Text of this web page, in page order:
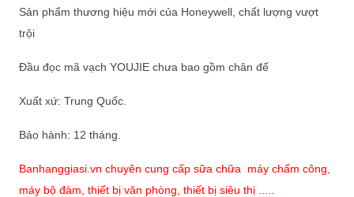
Sản phẩm thương hiệu mới của Honeywell, chất lượng vượt
trội
Đầu đọc mã vạch YOUJIE chưa bao gồm chân đế
Xuất xứ: Trung Quốc.
Bảo hành: 12 tháng.
Banhanggiasi.vn chuyên cung cấp sữa chữa máy chấm công,
máy bộ đàm, thiết bị văn phòng, thiết bị siêu thị .....